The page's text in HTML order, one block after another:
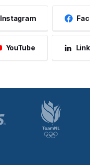
Instagram
YouTube